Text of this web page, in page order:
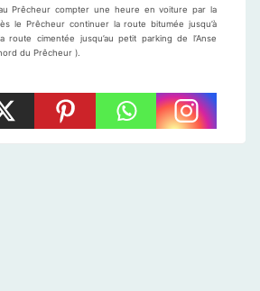
Prêcheur compter une heure en voiture par la
le Prêcheur continuer la route bitumée jusqu’à
route cimentée jusqu’au petit parking de l’Anse
du Prêcheur ).